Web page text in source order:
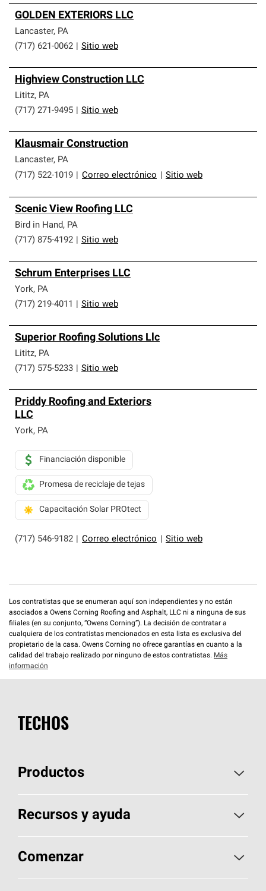
GOLDEN EXTERIORS LLC
Lancaster, PA
(717) 621-0062
Sitio web
Highview Construction LLC
Lititz, PA
(717) 271-9495
Sitio web
Klausmair Construction
Lancaster, PA
(717) 522-1019
Correo electrónico Sitio web
Scenic View Roofing LLC
Bird in Hand, PA
(717) 875-4192
Sitio web
Schrum Enterprises LLC
York, PA
(717) 219-4011
Sitio web
Superior Roofing Solutions Llc
Lititz, PA
(717) 575-5233
Sitio web
Priddy Roofing and Exteriors
LLC
York, PA
(717) 546-9182 Correo electrónico Sitio web
Financiación disponible
Promesa de reciclaje de tejas
Capacitación Solar PROtect
Los contratistas que se enumeran aquí son independientes y no están
asociados a Owens Corning Roofing and Asphalt, LLC ni a ninguna de sus
filiales (en su conjunto, “Owens Corning”). La decisión de contratar a
cualquiera de los contratistas mencionados en esta lista es exclusiva del
propietario de la casa. Owens Corning no ofrece garantías en cuanto a la
calidad del trabajo realizado por ninguno de estos contratistas. Más
información
TECHOS
Productos
Elija sus tejas
Encuentre un contratista
Recursos y ayuda
Aspectos básicos sobre techos
Herramientas de diseño y color
Comenzar